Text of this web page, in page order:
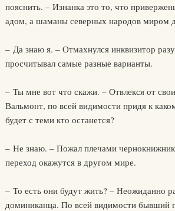
пояснить. – Изнанка это то, что
адом, а шаманы северных народов миром
– Да знаю я. – Отмахнулся инквизитор
просчитывал самые разные варианты.
– Ты мне вот что скажи. – Отвлекся от
Вальмонт, по всей видимости придя к
будет с теми кто останется?
– Не знаю. – Пожал плечами
переход окажутся в другом мире.
– То есть они будут жить? – Неожиданно
доминиканца. По всей видимости бывший